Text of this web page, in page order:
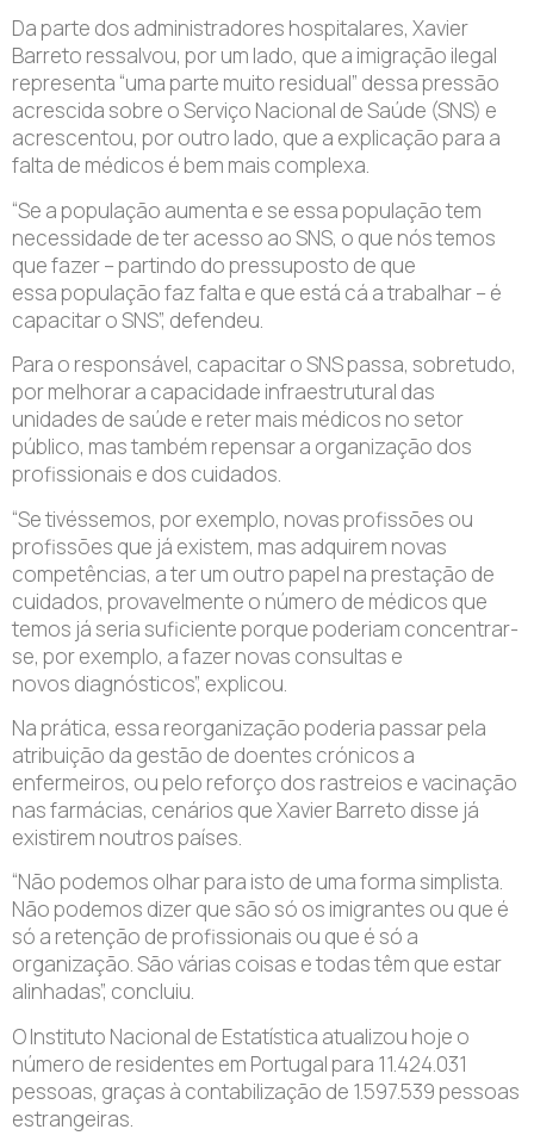
Da parte dos administradores hospitalares, Xavier
Barreto ressalvou, por um lado, que a imigração ilegal
representa “uma parte muito residual” dessa pressão
acrescida sobre o Serviço Nacional de Saúde (SNS) e
acrescentou, por outro lado, que a explicação para a
falta de médicos é bem mais complexa.
“Se a população aumenta e se essa população tem
necessidade de ter acesso ao SNS, o que nós temos
que fazer – partindo do pressuposto de que
essa população faz falta e que está cá a trabalhar – é
capacitar o SNS”, defendeu.
Para o responsável, capacitar o SNS passa, sobretudo,
por melhorar a capacidade infraestrutural das
unidades de saúde e reter mais médicos no setor
público, mas também repensar a organização dos
profissionais e dos cuidados.
“Se tivéssemos, por exemplo, novas profissões ou
profissões que já existem, mas adquirem novas
competências, a ter um outro papel na prestação de
cuidados, provavelmente o número de médicos que
temos já seria suficiente porque poderiam concentrar-
se, por exemplo, a fazer novas consultas e
novos diagnósticos”, explicou.
Na prática, essa reorganização poderia passar pela
atribuição da gestão de doentes crónicos a
enfermeiros, ou pelo reforço dos rastreios e vacinação
nas farmácias, cenários que Xavier Barreto disse já
existirem noutros países.
“Não podemos olhar para isto de uma forma simplista.
Não podemos dizer que são só os imigrantes ou que é
só a retenção de profissionais ou que é só a
organização. São várias coisas e todas têm que estar
alinhadas”, concluiu.
O Instituto Nacional de Estatística atualizou hoje o
número de residentes em Portugal para 11.424.031
pessoas, graças à contabilização de 1.597.539 pessoas
estrangeiras.